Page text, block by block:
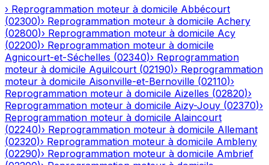
› Reprogrammation moteur à domicile Abbécourt
(02300)› Reprogrammation moteur à domicile Achery
(02800)› Reprogrammation moteur à domicile Acy
(02200)› Reprogrammation moteur à domicile
Agnicourt-et-Séchelles (02340)› Reprogrammation
moteur à domicile Aguilcourt (02190)› Reprogrammation
moteur à domicile Aisonville-et-Bernoville (02110)›
Reprogrammation moteur à domicile Aizelles (02820)›
Reprogrammation moteur à domicile Aizy-Jouy (02370)›
Reprogrammation moteur à domicile Alaincourt
(02240)› Reprogrammation moteur à domicile Allemant
(02320)› Reprogrammation moteur à domicile Ambleny
(02290)› Reprogrammation moteur à domicile Ambrief